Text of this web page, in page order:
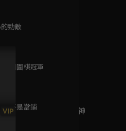
勁敵
全國圍棋冠軍
裡不是當鋪
VIP村裡來了個直播女神